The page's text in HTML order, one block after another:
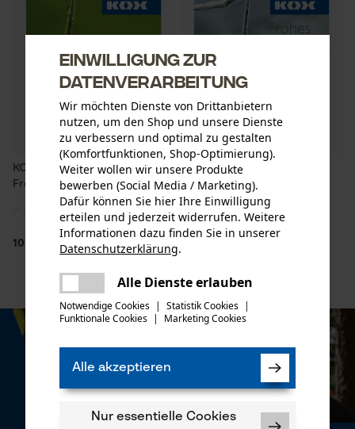
KOX Geschenk-Gutschein -
Frohe Ostern
10,00 €*
KOX Geschenk-Gutschein -
Frohes Fest
Einwilligung zur
Datenverarbeitung
Wir möchten Dienste von Drittanbietern
nutzen, um den Shop und unsere Dienste
zu verbessern und optimal zu gestalten
(Komfortfunktionen, Shop-Optimierung).
Weiter wollen wir unsere Produkte
bewerben (Social Media / Marketing).
Dafür können Sie hier Ihre Einwilligung
erteilen und jederzeit widerrufen. Weitere
Informationen dazu finden Sie in unserer
Datenschutzerklärung.
Alle Dienste erlauben
Notwendige Cookies | Statistik Cookies |
Funktionale Cookies | Marketing Cookies
Alle akzeptieren
Nur essentielle Cookies
Es ist ein Fehler aufgetreten. Bitte
versuchen Sie es erneut.
mail